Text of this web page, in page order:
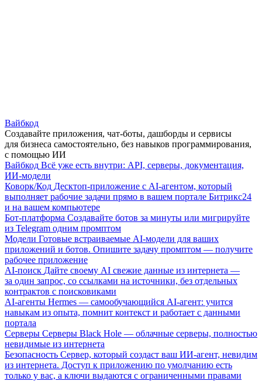
Вайбкод
Создавайте приложения, чат-боты, дашборды и сервисы
для бизнеса самостоятельно, без навыков программирования,
с помощью ИИ
Вайбкод Всё уже есть внутри: API, серверы, документация,
ИИ-модели
Коворк/Код Десктоп-приложение с AI-агентом, который
выполняет рабочие задачи прямо в вашем портале Битрикс24
и на вашем компьютере
Бот-платформа Создавайте ботов за минуты или мигрируйте
из Telegram одним промптом
Модели Готовые встраиваемые AI-модели для ваших
приложений и ботов. Опишите задачу промптом — получите
рабочее приложение
AI-поиск Дайте своему AI свежие данные из интернета —
за один запрос, со ссылками на источники, без отдельных
контрактов с поисковиками
AI-агенты Hermes — самообучающийся AI-агент: учится
навыкам из опыта, помнит контекст и работает с данными
портала
Серверы Серверы Black Hole — облачные серверы, полностью
невидимые из интернета
Безопасность Сервер, который создаст ваш ИИ-агент, невидим
из интернета. Доступ к приложению по умолчанию есть
только у вас, а ключи выдаются с ограниченными правами